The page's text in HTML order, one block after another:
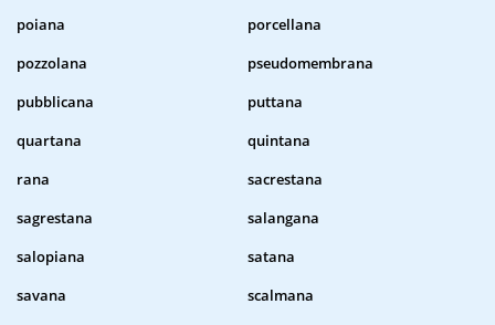
poiana
porcellana
pozzolana
pseudomembrana
pubblicana
puttana
quartana
quintana
rana
sacrestana
sagrestana
salangana
salopiana
satana
savana
scalmana